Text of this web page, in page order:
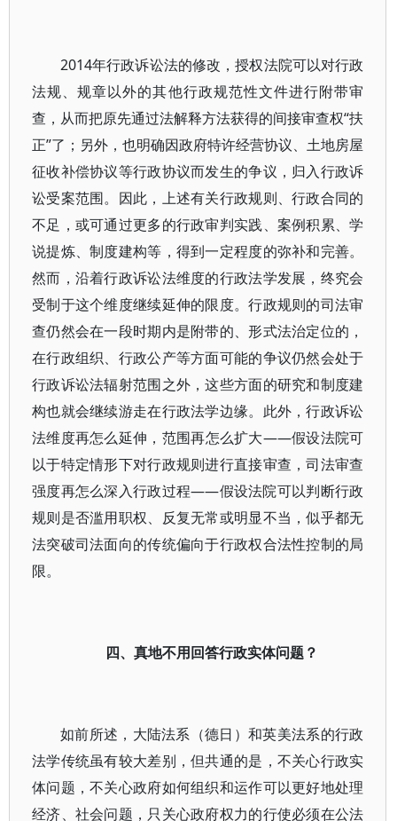
2014年行政诉讼法的修改，授权法院可以对行政
法规、规章以外的其他行政规范性文件进行附带审
查，从而把原先通过法解释方法获得的间接审查权“扶
正”了；另外，也明确因政府特许经营协议、土地房屋
征收补偿协议等行政协议而发生的争议，归入行政诉
讼受案范围。因此，上述有关行政规则、行政合同的
不足，或可通过更多的行政审判实践、案例积累、学
说提炼、制度建构等，得到一定程度的弥补和完善。
然而，沿着行政诉讼法维度的行政法学发展，终究会
受制于这个维度继续延伸的限度。行政规则的司法审
查仍然会在一段时期内是附带的、形式法治定位的，
在行政组织、行政公产等方面可能的争议仍然会处于
行政诉讼法辐射范围之外，这些方面的研究和制度建
构也就会继续游走在行政法学边缘。此外，行政诉讼
法维度再怎么延伸，范围再怎么扩大——假设法院可
以于特定情形下对行政规则进行直接审查，司法审查
强度再怎么深入行政过程——假设法院可以判断行政
规则是否滥用职权、反复无常或明显不当，似乎都无
法突破司法面向的传统偏向于行政权合法性控制的局
限。
四、真地不用回答行政实体问题？
如前所述，大陆法系（德日）和英美法系的行政
法学传统虽有较大差别，但共通的是，不关心行政实
体问题，不关心政府如何组织和运作可以更好地处理
经济、社会问题，只关心政府权力的行使必须在公法